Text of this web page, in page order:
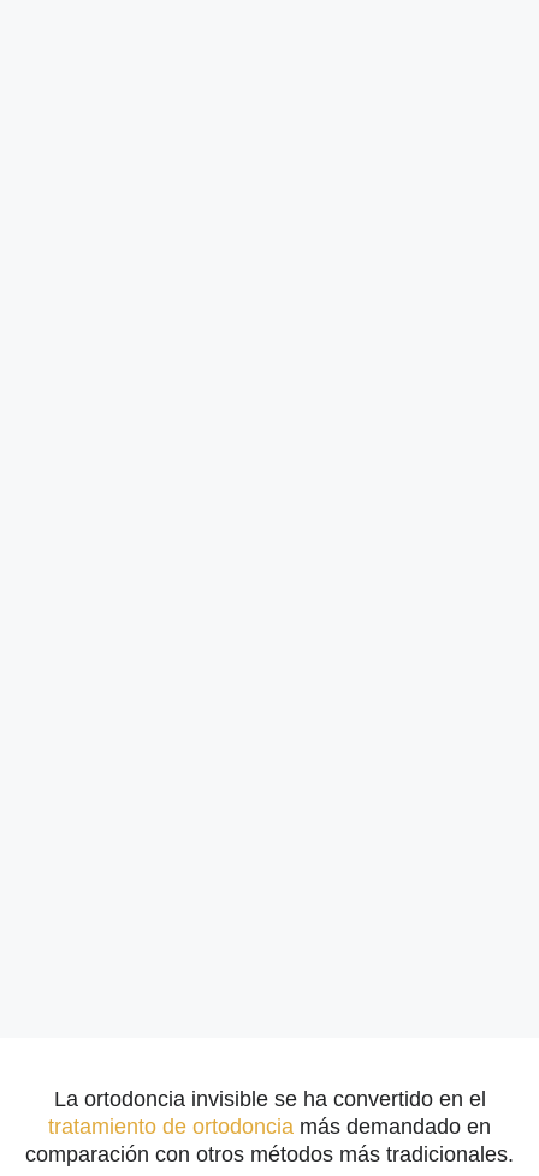
La ortodoncia invisible se ha convertido en el
tratamiento de ortodoncia más demandado en
comparación con otros métodos más tradicionales.